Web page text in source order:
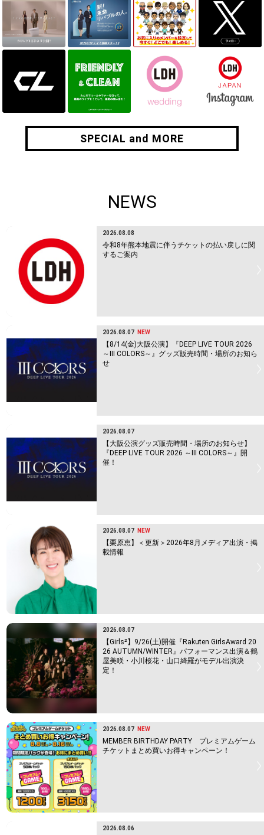
SPECIAL and MORE
SPECIAL and MORE
NEWS
2026.08.08
令和8年熊本地震に伴うチケットの払い戻しに関
するご案内
2026.08.07 NEW
【8/14(金)大阪公演】『DEEP LIVE TOUR 2026
～Ⅲ COLORS～』グッズ販売時間・場所のお知ら
せ
2026.08.07
【大阪公演グッズ販売時間・場所のお知らせ】
『DEEP LIVE TOUR 2026 ～Ⅲ COLORS～』開
催！
2026.08.07 NEW
【栗原恵】＜更新＞2026年8月メディア出演・掲
載情報
2026.08.07
【Girls²】9/26(土)開催『Rakuten GirlsAward 20
26 AUTUMN/WINTER』パフォーマンス出演＆鶴
屋美咲・小川桜花・山口綺羅がモデル出演決
定！
2026.08.07 NEW
MEMBER BIRTHDAY PARTY プレミアムゲーム
チケットまとめ買いお得キャンペーン！
2026.08.06